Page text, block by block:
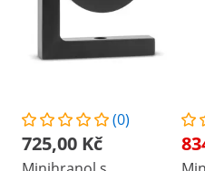
(0)
725,00 Kč